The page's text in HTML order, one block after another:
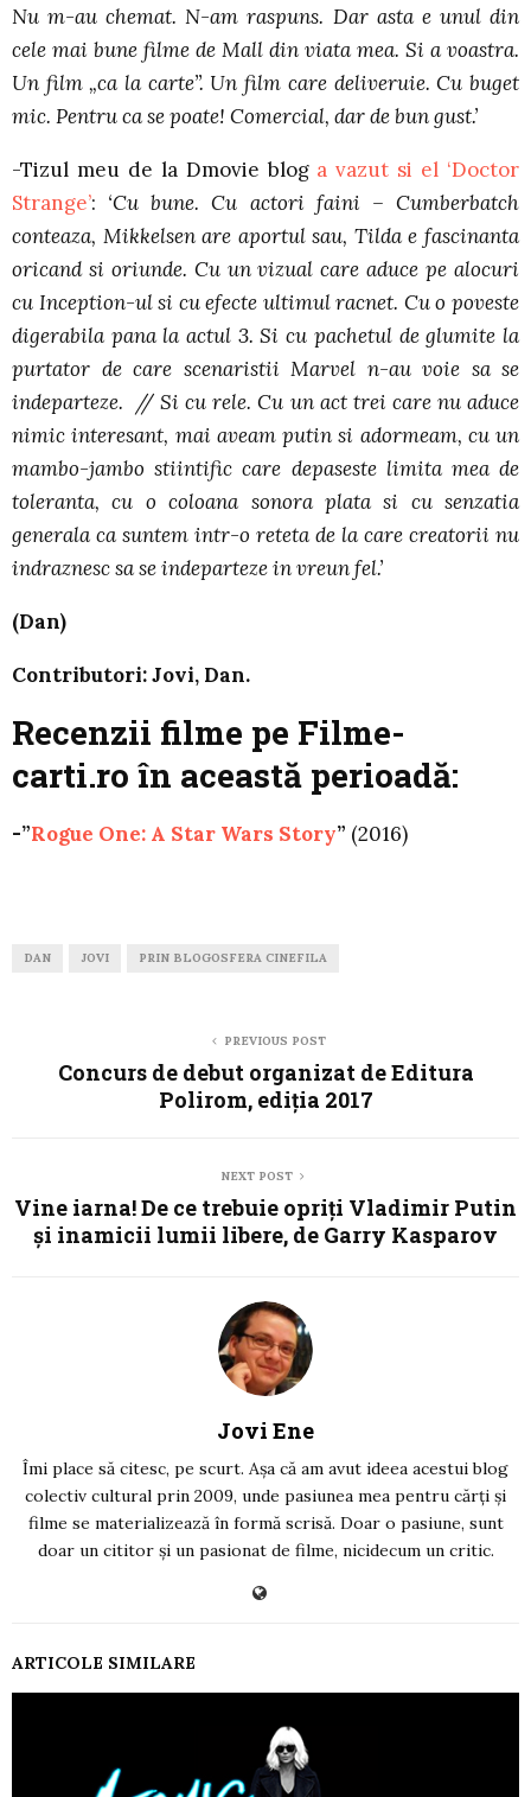
Nu m-au chemat. N-am raspuns. Dar asta e unul din
cele mai bune filme de Mall din viata mea. Si a voastra.
Un film „ca la carte”. Un film care deliveruie. Cu buget
mic. Pentru ca se poate! Comercial, dar de bun gust.’
-Tizul meu de la Dmovie blog a vazut si el ‘Doctor
Strange’: ‘Cu bune. Cu actori faini – Cumberbatch
conteaza, Mikkelsen are aportul sau, Tilda e fascinanta
oricand si oriunde. Cu un vizual care aduce pe alocuri
cu Inception-ul si cu efecte ultimul racnet. Cu o poveste
digerabila pana la actul 3. Si cu pachetul de glumite la
purtator de care scenaristii Marvel n-au voie sa se
indeparteze. // Si cu rele. Cu un act trei care nu aduce
nimic interesant, mai aveam putin si adormeam, cu un
mambo-jambo stiintific care depaseste limita mea de
toleranta, cu o coloana sonora plata si cu senzatia
generala ca suntem intr-o reteta de la care creatorii nu
indraznesc sa se indeparteze in vreun fel.’
(Dan)
Contributori: Jovi, Dan.
Recenzii filme pe Filme-
carti.ro în această perioadă:
-”Rogue One: A Star Wars Story” (2016)
DAN JOVI PRIN BLOGOSFERA CINEFILA
PREVIOUS POST
Concurs de debut organizat de Editura
Polirom, ediția 2017
NEXT POST
Vine iarna! De ce trebuie opriți Vladimir Putin
și inamicii lumii libere, de Garry Kasparov
Jovi Ene
Îmi place să citesc, pe scurt. Așa că am avut ideea acestui blog
colectiv cultural prin 2009, unde pasiunea mea pentru cărți și
filme se materializează în formă scrisă. Doar o pasiune, sunt
doar un cititor și un pasionat de filme, nicidecum un critic.
ARTICOLE SIMILARE